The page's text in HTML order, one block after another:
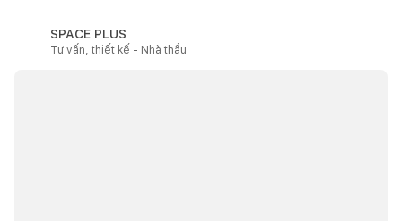
SPACE PLUS
Tư vấn, thiết kế - Nhà thầu